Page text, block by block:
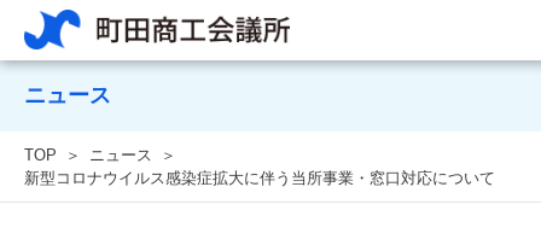
ニュース
TOP
ニュース
新型コロナウイルス感染症拡大に伴う当所事業・窓口対応について